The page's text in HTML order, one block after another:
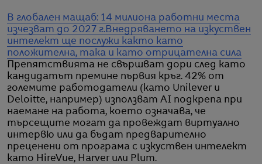
В глобален мащаб: 14 милиона работни места
изчезват до 2027 г.Внедряването на изкуствен
интелект ще послужи както като
положителна, така и като отрицателна сила
Препятствията не свършват дори след като
кандидатът премине първия кръг. 42% от
големите работодатели (като Unilever и
Deloitte, например) използват AI подкрепа при
наемане на работа, което означава, че
търсещите могат да провеждат виртуално
интервю или да бъдат предварително
преценени от програма с изкуствен интелект
като HireVue, Harver или Plum.